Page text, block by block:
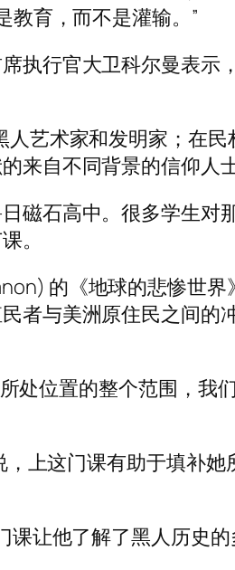
教育，而不是灌输。”
执行官大卫科尔曼表示
艺术家和发明家；在
来自不同背景的信仰人
磁石高中。很多学生对
。
的《地球的悲惨世
者与美洲原住民之间
处位置的整个范围，
上这门课有助于填补
让他了解了黑人历史